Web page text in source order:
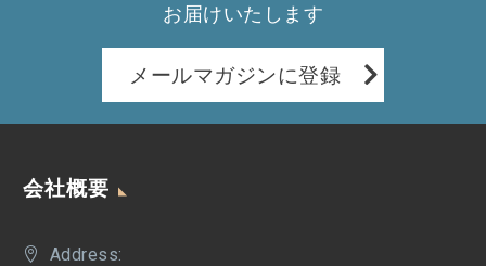
お届けいたします
メールマガジンに登録
会社概要
Address: